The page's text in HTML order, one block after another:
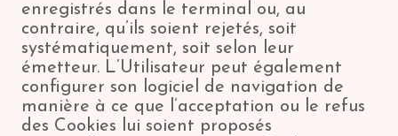
enregistrés dans le terminal ou, au
contraire, qu’ils soient rejetés, soit
systématiquement, soit selon leur
émetteur. L’Utilisateur peut également
configurer son logiciel de navigation de
manière à ce que l’acceptation ou le refus
des Cookies lui soient proposés